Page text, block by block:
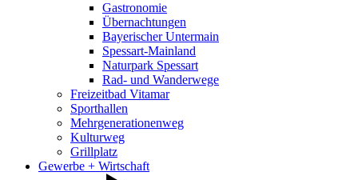
Gastronomie
Übernachtungen
Bayerischer Untermain
Spessart-Mainland
Naturpark Spessart
Rad- und Wanderwege
Freizeitbad Vitamar
Sporthallen
Mehrgenerationenweg
Kulturweg
Grillplatz
Gewerbe + Wirtschaft